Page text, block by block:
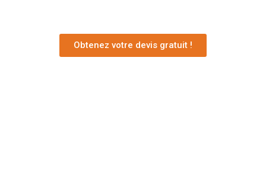
Obtenez votre devis gratuit !